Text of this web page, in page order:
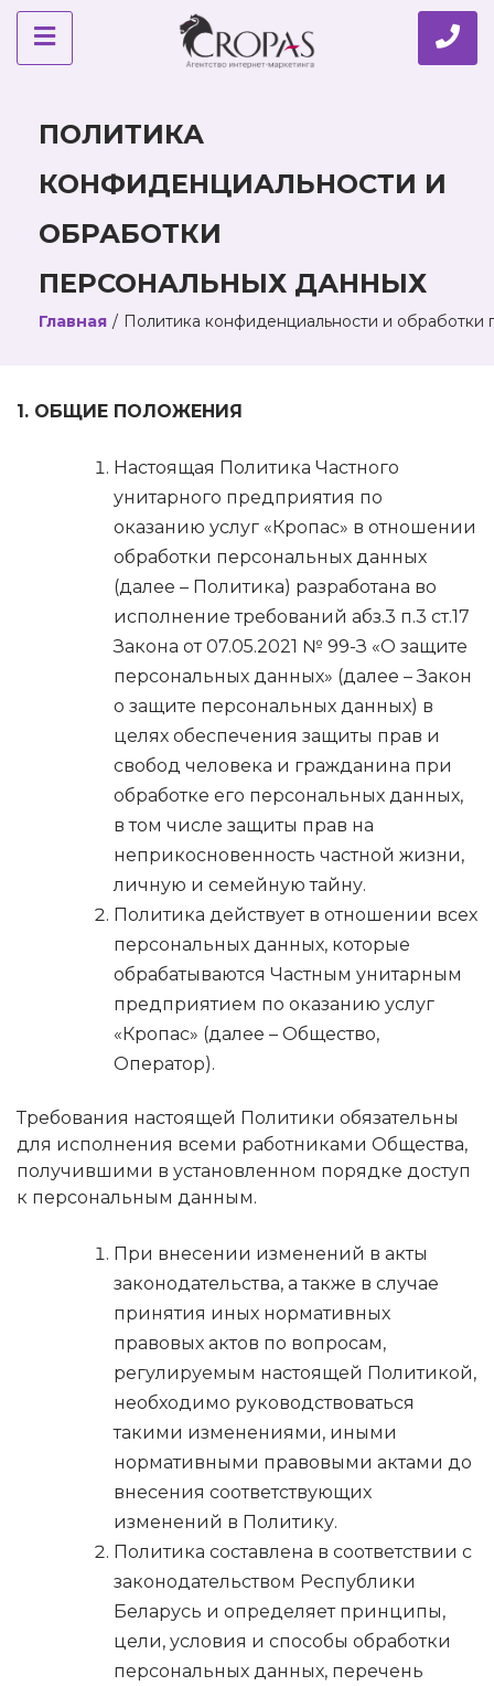
ПОЛИТИКА
КОНФИДЕНЦИАЛЬНОСТИ И
ОБРАБОТКИ
ПЕРСОНАЛЬНЫХ ДАННЫХ
Главная / Политика конфиденциальности и обработки
1. ОБЩИЕ ПОЛОЖЕНИЯ
Настоящая Политика Частного
унитарного предприятия по
оказанию услуг «Кропас» в отношении
обработки персональных данных
(далее – Политика) разработана во
исполнение требований абз.3 п.3 ст.17
Закона от 07.05.2021 № 99-З «О защите
персональных данных» (далее – Закон
о защите персональных данных) в
целях обеспечения защиты прав и
свобод человека и гражданина при
обработке его персональных данных,
в том числе защиты прав на
неприкосновенность частной жизни,
личную и семейную тайну.
Политика действует в отношении всех
персональных данных, которые
обрабатываются Частным унитарным
предприятием по оказанию услуг
«Кропас» (далее – Общество,
Оператор).
Требования настоящей Политики обязательны
для исполнения всеми работниками Общества,
получившими в установленном порядке доступ
к персональным данным.
При внесении изменений в акты
законодательства, а также в случае
принятия иных нормативных
правовых актов по вопросам,
регулируемым настоящей Политикой,
необходимо руководствоваться
такими изменениями, иными
нормативными правовыми актами до
внесения соответствующих
изменений в Политику.
Политика составлена в соответствии с
законодательством Республики
Беларусь и определяет принципы,
цели, условия и способы обработки
персональных данных, перечень